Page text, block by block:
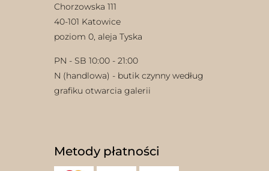
Chorzowska 111
40-101 Katowice
poziom 0, aleja Tyska
PN - SB 10:00 - 21:00
N (handlowa) - butik czynny według
grafiku otwarcia galerii
Metody płatności